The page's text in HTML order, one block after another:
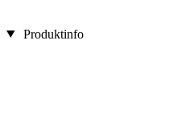
Produktinfo